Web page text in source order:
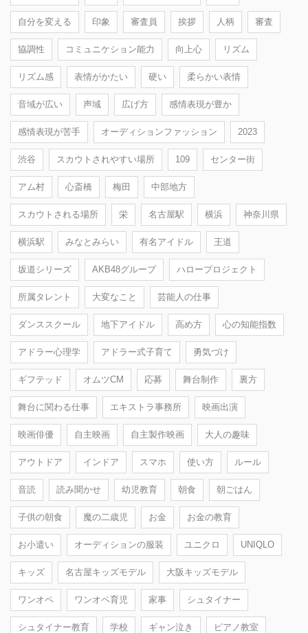
自分を変える 印象 審査員 挨拶 人柄 審査
協調性 コミュニケション能力 向上心 リズム
リズム感 表情がかたい 硬い 柔らかい表情
音域が広い 声域 広げ方 感情表現が豊か
感情表現が苦手 オーディションファッション 2023
渋谷 スカウトされやすい場所 109 センター街
アム村 心斎橋 梅田 中部地方
スカウトされる場所 栄 名古屋駅 横浜 神奈川県
横浜駅 みなとみらい 有名アイドル 王道
坂道シリーズ AKB48グループ ハロープロジェクト
所属タレント 大変なこと 芸能人の仕事
ダンススクール 地下アイドル 高め方 心の知能指数
アドラー心理学 アドラー式子育て 勇気づけ
ギフテッド オムツCM 応募 舞台制作 裏方
舞台に関わる仕事 エキストラ事務所 映画出演
映画俳優 自主映画 自主製作映画 大人の趣味
アウトドア インドア スマホ 使い方 ルール
音読 読み聞かせ 幼児教育 朝食 朝ごはん
子供の朝食 魔の二歳児 お金 お金の教育
お小遣い オーディションの服装 ユニクロ UNIQLO
キッズ 名古屋キッズモデル 大阪キッズモデル
ワンオペ ワンオペ育児 家事 シュタイナー
シュタイナー教育 学校 ギャン泣き ピアノ教室